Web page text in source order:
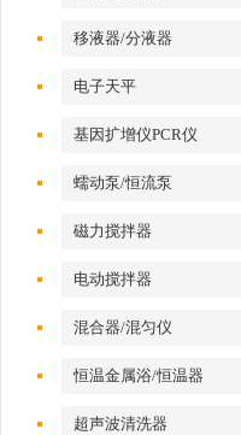
移液器/分液器
电子天平
基因扩增仪PCR仪
蠕动泵/恒流泵
磁力搅拌器
电动搅拌器
混合器/混匀仪
恒温金属浴/恒温器
超声波清洗器